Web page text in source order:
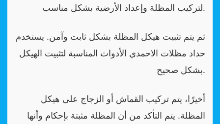
لتركيب المظلة وإعداد الأرضية بشكل مناسب.
ثم يتم تثبيت هيكل المظلة بشكل ثابت وآمن. يستخدم
حداد مظلات الاحمدي الأدوات المناسبة لتثبيت الهيكل
بشكل صحيح.
أخيرًا، يتم تركيب القماش أو الزجاج على هيكل
المظلة. يتم التأكد من أن المظلة مثبتة بإحكام وأنها